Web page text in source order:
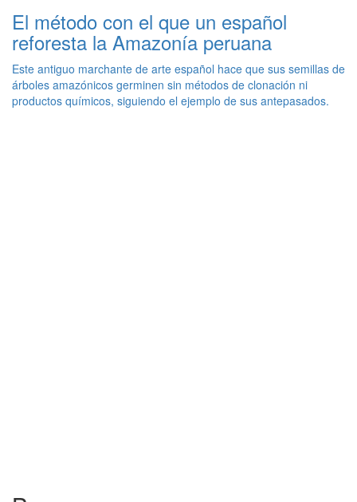
El método con el que un español
reforesta la Amazonía peruana
Este antiguo marchante de arte español hace que sus semillas de
árboles amazónicos germinen sin métodos de clonación ni
productos químicos, siguiendo el ejemplo de sus antepasados.